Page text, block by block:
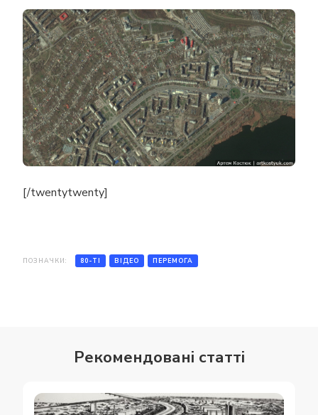
[/twentytwenty]
ПОЗНАЧКИ: 80-ТІ ВІДЕО ПЕРЕМОГА
Рекомендовані статті